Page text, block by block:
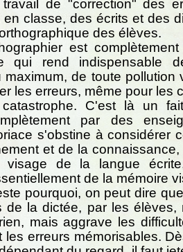
de "correction" des
en classe, des écrits et des
des élèves.
est
qui rend indispensable
maximum, de toute pollution
les erreurs, même pour les
C'est là un
par des
s'obstine à considérer
et de la
de la langue
de la mémoire
pourquoi, on peut dire
de la dictée, par les élèves,
mais aggrave les
les erreurs mémorisables.